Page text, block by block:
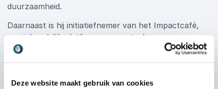
Deze website maakt gebruik van cookies
duurzaamheid.
Daarnaast is hij initiatiefnemer van het Impactcafé,
een inhoudelijk platform waar actuele
maatschappelijke thema’s worden besproken met
experts. En als moderator, dagvoorzitter en
leiderschap. Door in te spelen op wat écht gezegd